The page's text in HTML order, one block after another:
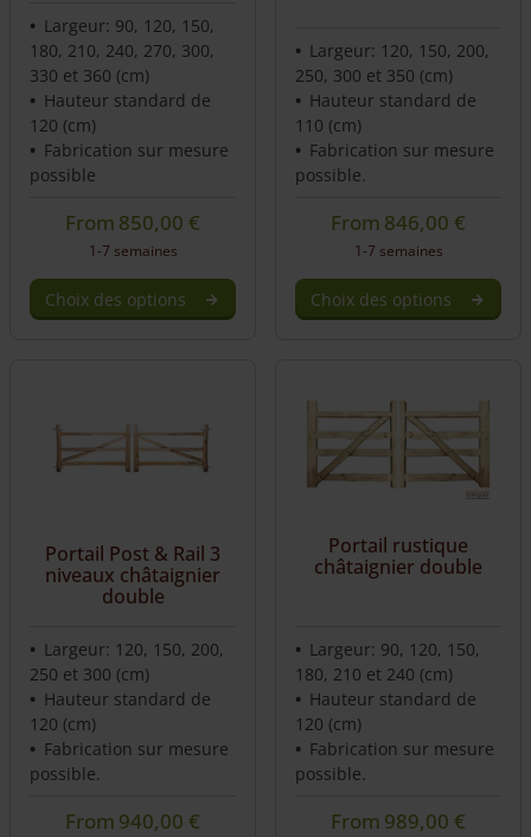
Largeur: 90, 120, 150,
180, 210, 240, 270, 300,
330 et 360 (cm)
Hauteur standard de
120 (cm)
Fabrication sur mesure
possible
From 850,00€
1-7 semaines
Choix des options
Largeur: 120, 150, 200,
250, 300 et 350 (cm)
Hauteur standard de
110 (cm)
Fabrication sur mesure
possible.
From 846,00€
1-7 semaines
Choix des options
Portail Post & Rail 3
niveaux châtaignier
double
Largeur: 120, 150, 200,
250 et 300 (cm)
Hauteur standard de
120 (cm)
Fabrication sur mesure
possible.
From 940,00€
Portail rustique
châtaignier double
Largeur: 90, 120, 150,
180, 210 et 240 (cm)
Hauteur standard de
120 (cm)
Fabrication sur mesure
possible.
From 989,00€